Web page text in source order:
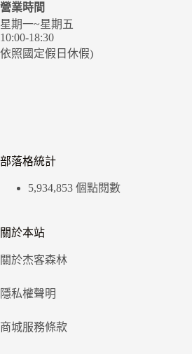
營業時間
星期一~星期五
10:00-18:30
依照國定假日休假)
部落格統計
5,934,853 個點閱數
關於本站
關於杰客森林
隱私權聲明
商城服務條款